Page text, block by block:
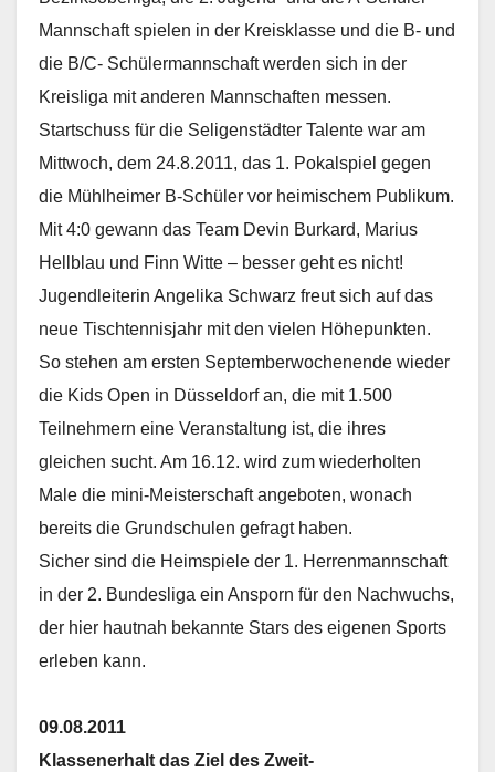
Mannschaft spielen in der Kreisklasse und die B- und
die B/C- Schülermannschaft werden sich in der
Kreisliga mit anderen Mannschaften messen.
Startschuss für die Seligenstädter Talente war am
Mittwoch, dem 24.8.2011, das 1. Pokalspiel gegen
die Mühlheimer B-Schüler vor heimischem Publikum.
Mit 4:0 gewann das Team Devin Burkard, Marius
Hellblau und Finn Witte – besser geht es nicht!
Jugendleiterin Angelika Schwarz freut sich auf das
neue Tischtennisjahr mit den vielen Höhepunkten.
So stehen am ersten Septemberwochenende wieder
die Kids Open in Düsseldorf an, die mit 1.500
Teilnehmern eine Veranstaltung ist, die ihres
gleichen sucht. Am 16.12. wird zum wiederholten
Male die mini-Meisterschaft angeboten, wonach
bereits die Grundschulen gefragt haben.
Sicher sind die Heimspiele der 1. Herrenmannschaft
in der 2. Bundesliga ein Ansporn für den Nachwuchs,
der hier hautnah bekannte Stars des eigenen Sports
erleben kann.
09.08.2011
Klassenerhalt das Ziel des Zweit-